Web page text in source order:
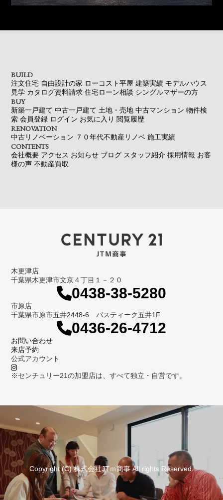
BUILD
注文住宅 自由設計の家 ローコスト平屋 建築実績 モデルハウス
見学 カタログ資料請求 住宅ローン相談 シングルマザーの方
BUY
新築一戸建て 中古一戸建て 土地・売地 中古マンション 物件検
索 会員登録 ログイン お気に入り 閲覧履歴
RENOVATION
中古リノベーション ７０年代不動産リノベ 施工実績
CONTENTS
会社概要 アクセス お知らせ ブログ スタッフ紹介 採用情報 お客
様の声 不動産買取
木更津店
千葉県木更津市文京４丁目１－２０
0438-38-5280
市原店
千葉県市原市五井2448-6 パスティーク五井1F
0436-26-4712
お問い合わせ
来店予約
公式アカウント
※センチュリー21の加盟店は、すべて独立・自営です。
Copyright (C) 株式会社JTｍ商事 All rights Reserved.